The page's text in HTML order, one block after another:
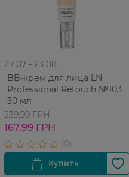
27 07 - 23 08
BB-крем для лица LN
Professional Retouch №103
30 мл
239,99 ГРН
167,99 ГРН